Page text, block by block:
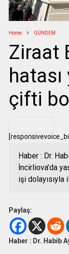
Home GÜNDEM
Ziraat
hatası
çifti
Haber : Dr.
İncirliova’da
işi dolayısıyla
Paylaş:
Haber : Dr. Habib